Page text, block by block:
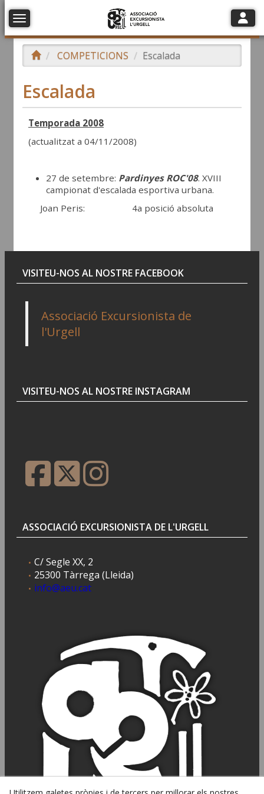
Toggle navigation Toggle
COMPETICIONS Escalada
Escalada
Temporada 2008
(actualitzat a 04/11/2008)
27 de setembre: Pardinyes ROC'08. XVIII
campionat d'escalada esportiva urbana.
Joan Peris: 4a posició absoluta
VISITEU-NOS AL NOSTRE FACEBOOK
Associació Excursionista de
l'Urgell
VISITEU-NOS AL NOSTRE INSTAGRAM
ASSOCIACIÓ EXCURSIONISTA DE L'URGELL
C/ Segle XX, 2
25300 Tàrrega (Lleida)
info@aeu.cat